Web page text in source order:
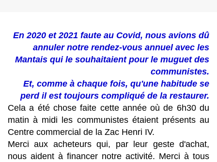
En 2020 et 2021 faute au Covid, nous avions dû
annuler notre rendez-vous annuel avec les
Mantais qui le souhaitaient pour le muguet des
communistes.
Et, comme à chaque fois, qu'une habitude se
perd il est toujours compliqué de la restaurer.
Cela a été chose faite cette année où de 6h30 du
matin à midi les communistes étaient présents au
Centre commercial de la Zac Henri IV.
Merci aux acheteurs qui, par leur geste d'achat,
nous aident à financer notre activité. Merci à tous